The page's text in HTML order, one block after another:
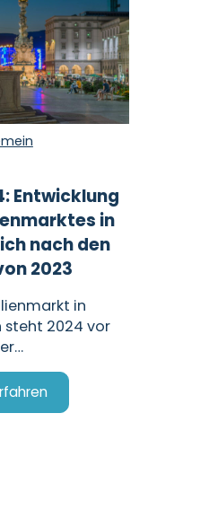
Entwicklung
in
nach den
2023
in
steht 2024 vor